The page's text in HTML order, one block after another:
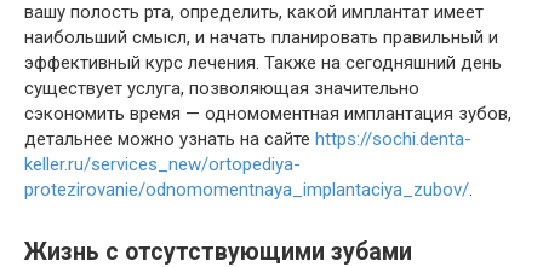
вашу полость рта, определить, какой имплантат имеет
наибольший смысл, и начать планировать правильный и
эффективный курс лечения. Также на сегодняшний день
существует услуга, позволяющая значительно
сэкономить время — одномоментная имплантация зубов,
детальнее можно узнать на сайте https://sochi.denta-
keller.ru/services_new/ortopediya-
protezirovanie/odnomomentnaya_implantaciya_zubov/.
Жизнь с отсутствующими зубами